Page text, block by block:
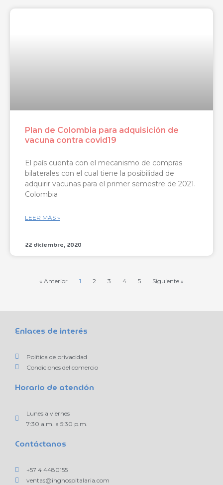
Plan de Colombia para adquisición de
vacuna contra covid19
El país cuenta con el mecanismo de compras
bilaterales con el cual tiene la posibilidad de
adquirir vacunas para el primer semestre de 2021.
Colombia
LEER MÁS »
22 diciembre, 2020
« Anterior 1 2 3 4 5 Siguiente »
Enlaces de interés
Política de privacidad
Condiciones del comercio
Horario de atención
Lunes a viernes
7:30 a.m. a 5:30 p.m.
Contáctanos
+57 4 4480155
ventas@inghospitalaria.com